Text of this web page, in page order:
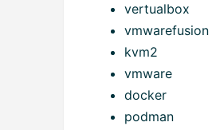
vertualbox
vmwarefusion
kvm2
vmware
docker
podman